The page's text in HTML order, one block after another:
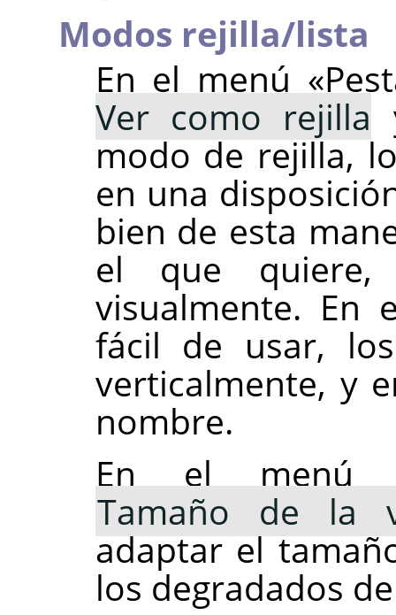
Modos rejilla/lista
En el menú
Ver como rejilla
modo de rejilla,
en una
bien de esta
el que quiere,
visualmente. En
fácil de usar,
verticalmente, y
nombre.
En el menú
Tamaño de la
adaptar el
los degradados